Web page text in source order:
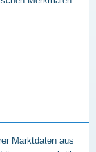
Marktdaten aus